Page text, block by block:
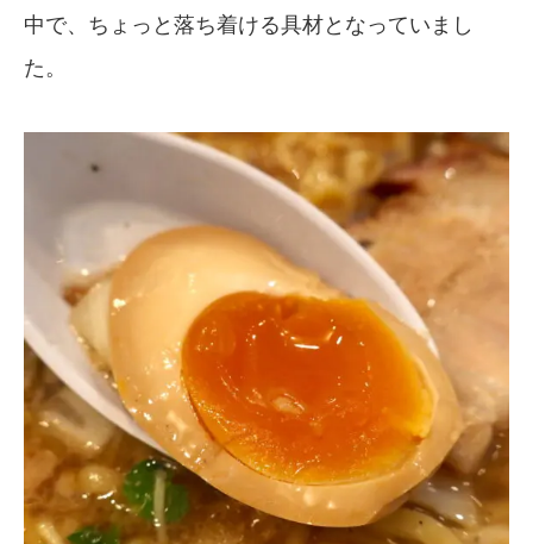
中で、ちょっと落ち着ける具材となっていまし
た。